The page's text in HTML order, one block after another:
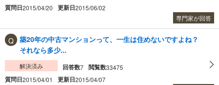
質問日2015/04/20 更新日2015/06/02
専門家が回答
築20年の中古マンションって、一生は住めないですよね？
それなら多少...
解決済み 回答数7 閲覧数33475
質問日2015/04/01 更新日2015/04/07